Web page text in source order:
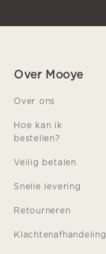
Over Mooye
Over ons
Hoe kan ik
bestellen?
Veilig betalen
Snelle levering
Retourneren
Klachtenafhandeling